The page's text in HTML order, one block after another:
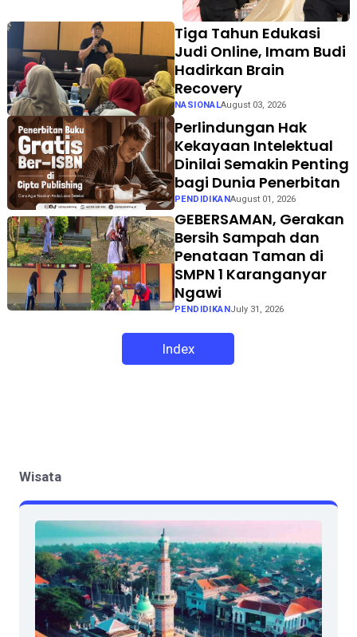
LKP EXOTIC di Solo Square
Tiga Tahun Edukasi
Judi Online, Imam Budi
Hadirkan Brain
Recovery
NASIONALAugust 03, 2026
Perlindungan Hak
Kekayaan Intelektual
Dinilai Semakin Penting
bagi Dunia Penerbitan
PENDIDIKANAugust 01, 2026
GEBERSAMAN, Gerakan
Bersih Sampah dan
Penataan Taman di
SMPN 1 Karanganyar
Ngawi
PENDIDIKANJuly 31, 2026
Index
Wisata